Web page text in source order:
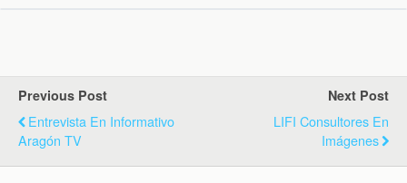
Previous Post
Entrevista En Informativo
Aragón TV
Next Post
LIFI Consultores En
Imágenes